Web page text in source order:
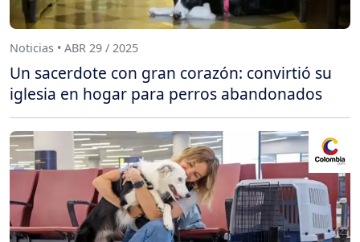
Noticias • ABR 29 / 2025
Un sacerdote con gran corazón: convirtió su
iglesia en hogar para perros abandonados